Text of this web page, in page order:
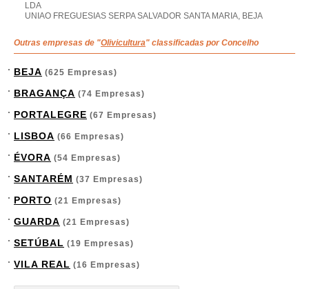
LDA
UNIAO FREGUESIAS SERPA SALVADOR SANTA MARIA, BEJA
Outras empresas de "Olivicultura" classificadas por Concelho
BEJA (625 Empresas)
BRAGANÇA (74 Empresas)
PORTALEGRE (67 Empresas)
LISBOA (66 Empresas)
ÉVORA (54 Empresas)
SANTARÉM (37 Empresas)
PORTO (21 Empresas)
GUARDA (21 Empresas)
SETÚBAL (19 Empresas)
VILA REAL (16 Empresas)